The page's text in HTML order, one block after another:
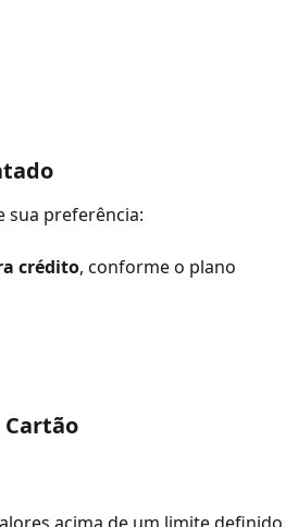
sua preferência:
crédito, conforme o plano
Cartão